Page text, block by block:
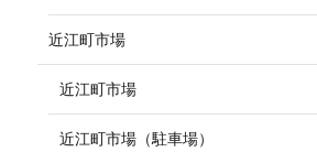
近江町市場
近江町市場
近江町市場（駐車場）